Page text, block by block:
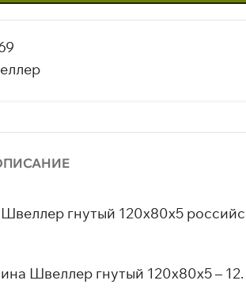
гнутый 120х80х5
Швеллер гнутый 120х80х5 – 12.